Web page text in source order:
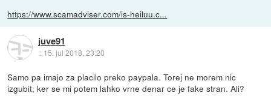
https://www.scamadviser.com/is-heiluu.c...
juve91
:: 15. jul 2018, 23:20
Samo pa imajo za placilo preko paypala. Torej ne morem nic
izgubit, ker se mi potem lahko vrne denar ce je fake stran. Ali?